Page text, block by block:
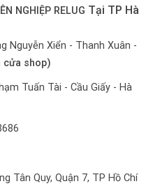
NGHIỆP RELUG Tại TP Hà
Nguyễn Xiển - Thanh Xuân -
shop)
Tuấn Tài - Cầu Giấy - Hà
Tân Quy, Quận 7, TP Hồ Chí